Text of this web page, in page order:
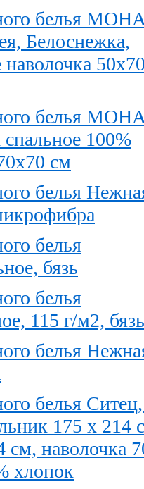
белья
Белоснежка,
белья
100%
см
белья
белья
бязь
белья
115 г/м2, бязь
белья
белья
175 x 214
см, наволочка
хлопок